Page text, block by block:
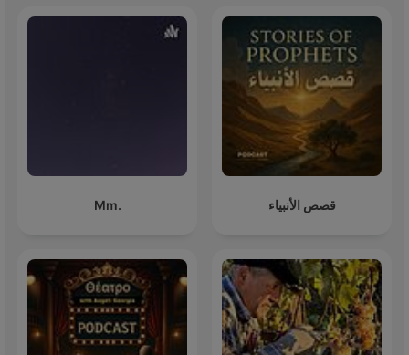
Mm. قصص الأنبياء